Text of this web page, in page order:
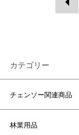
カテゴリー
チェンソー関連商品
林業用品